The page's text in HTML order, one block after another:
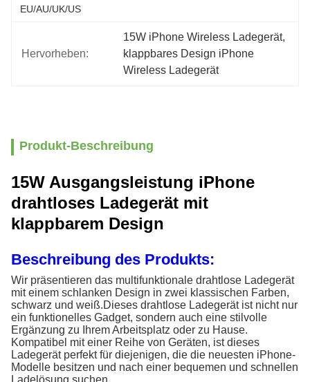
EU/AU/UK/US
Hervorheben:
15W iPhone Wireless Ladegerät
klappbares Design iPhone
Wireless Ladegerät
Produkt-Beschreibung
15W Ausgangsleistung iPhone
drahtloses Ladegerät mit
klappbarem Design
Beschreibung des Produkts:
Wir präsentieren das multifunktionale drahtlose Ladegerät
mit einem schlanken Design in zwei klassischen Farben,
schwarz und weiß.Dieses drahtlose Ladegerät ist nicht nur
ein funktionelles Gadget, sondern auch eine stilvolle
Ergänzung zu Ihrem Arbeitsplatz oder zu Hause.
Kompatibel mit einer Reihe von Geräten, ist dieses
Ladegerät perfekt für diejenigen, die die neuesten iPhone-
Modelle besitzen und nach einer bequemen und schnellen
Ladelösung suchen.